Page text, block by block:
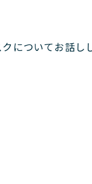
についてお話し